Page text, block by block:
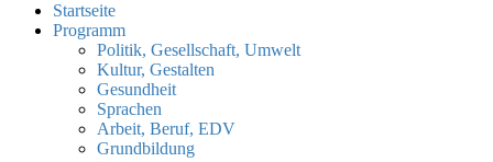
Startseite
Programm
Politik, Gesellschaft, Umwelt
Kultur, Gestalten
Gesundheit
Sprachen
Arbeit, Beruf, EDV
Grundbildung